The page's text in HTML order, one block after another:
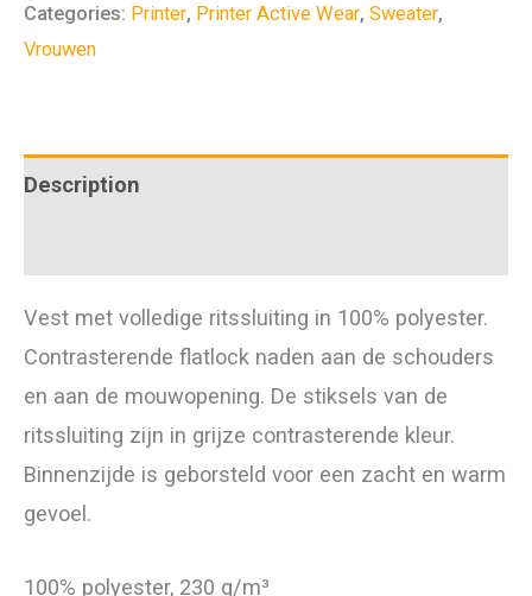
SWEATSHIRT
JACKET
Categories: Printer, Printer Active Wear, Sweater,
Vrouwen
Description
Vest met volledige ritssluiting in 100% polyester.
Contrasterende flatlock naden aan de schouders
en aan de mouwopening. De stiksels van de
ritssluiting zijn in grijze contrasterende kleur.
Binnenzijde is geborsteld voor een zacht en warm
gevoel.
100% polyester, 230 g/m³